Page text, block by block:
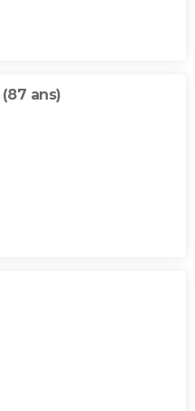
(87 ans)